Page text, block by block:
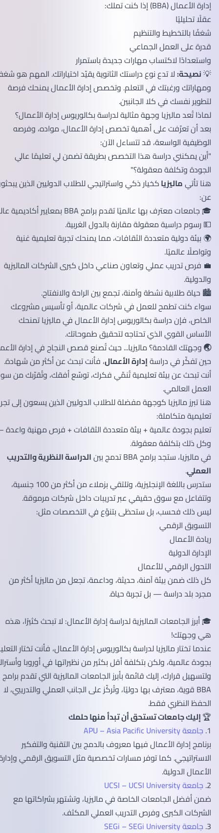
إدارة الأعمال (BBA) إذا كنت تملك:
عقلًا تحليليًا
شغفًا بالتخطيط والتنظيم
قدرة على العمل الجماعي
واستعدادًا لاكتساب مهارات جديدة باستمرار
💡نصيحة:لا تدع نوع دراستك الثانوية يقيّد اختياراتك. المهم هو شغفك
ومهاراتك ورغبتك في التعلم. وتخصص إدارة الأعمال يمنحك فرصة
لتطوير نفسك في كلا الجانبين.
لماذا تُعد ماليزيا وجهة مثالية لدراسة بكالوريوس إدارة الأعمال؟
بعد أن تعرّفت على أهمية تخصص إدارة الأعمال، مواده، وفرصه
الوظيفية الواسعة، قد تتساءل الآن:
"أين يمكنني دراسة هذا التخصص بطريقة تضمن لي تعليمًا عالي
الجودة وتكلفة معقولة؟"
هنا تأتيماليزياكخيار ذكي واستراتيجي للطلاب الدوليين الذين يبحثون
عن:
🎓 جامعات معترف بها عالميًا تقدم برامج BBA بمعايير أكاديمية عالية.
💵 رسوم دراسية معقولة مقارنة بالدول الغربية.
🌍 بيئة دولية متعددة الثقافات، مما يمنحك تجربة تعليمية غنية
وتواصلًا عالميًا.
💼 فرص تدريب عملي وتعاون صناعي داخل كبرى الشركات الماليزية
والدولية.
🏙️ حياة طلابية نشطة وآمنة، تجمع بين الراحة والانفتاح.
سواء كنت تطمح للعمل في شركات عالمية، أو تأسيس مشروعك
الخاص، فإن دراسة بكالوريوس إدارة الأعمال في ماليزيا تمنحك
الأساس القوي الذي تحتاجه لتحقيق طموحاتك.
🌏وجهتك القادمة؟ ماليزيا... حيث تُصنع قصص النجاح في إدارة الأعمال
حين تفكّر في دراسةإدارة الأعمال، فأنت تبحث عن أكثر من شهادة.
أنت تبحث عن بيئة تعليمية تُنمّي فكرك، توسّع أفقك، وتُقرّبك من سوق
العمل العالمي.
هنا تبرز ماليزيا كوجهة مفضلة للطلاب الدوليين الذين يسعون إلى تجربة
تعليمية متكاملة:
تعليم بجودة عالمية + بيئة متعددة الثقافات + فرص مهنية واعدة —
وكل ذلك بتكلفة معقولة.
في ماليزيا، ستجد برامج BBA تدمج بين
الدراسة النظرية والتدريب
العملي.
ستدرس باللغة الإنجليزية، وتلتقي بزملاء من أكثر من 100 جنسية،
وتتفاعل مع سوق حقيقي عبر تدريبات داخل شركات مرموقة.
ليس ذلك فحسب، بل ستحظى بتنوّع في التخصصات مثل:
التسويق الرقمي
ريادة الأعمال
الإدارة الدولية
التحول الرقمي للأعمال
كل ذلك ضمن بيئة آمنة، حديثة، وداعمة، تجعل من ماليزيا أكثر من
مجرد بلد دراسة — بل تجربة حياة.
🎓 أبرز الجامعات الماليزية لدراسة إدارة الأعمال: لا تبحث كثيرًا، هذه
هي وجهتك!
عندما تختار ماليزيا لدراسة بكالوريوس إدارة الأعمال، فأنت تختار التعليم
بجودة عالمية، ولكن بتكلفة أقل بكثير من نظيراتها في أوروبا وأستراليا.
ولتسهيل قرارك، إليك قائمة بأبرز الجامعات الماليزية التي تقدم برامج
BBA قوية، معترف بها دوليًا، وتُركّز على الجانب العملي والتدريبي، لا
الحفظ النظري فقط.
🏆إليك جامعات تستحق أن تبدأ منها حلمك
جامعة APU – Asia Pacific University
برنامج إدارة الأعمال فيها معروف بالدمج بين التقنية والتفكير
الاستراتيجي. كما توفر مسارات تخصصية مثل التسويق الرقمي وإدارة
الأعمال الدولية.
جامعة UCSI – UCSI University
ضمن أفضل الجامعات الخاصة في ماليزيا، وتشتهر بشراكاتها مع
الشركات الكبرى وفرص التدريب العملي المكثف.
جامعة SEGi – SEGi University